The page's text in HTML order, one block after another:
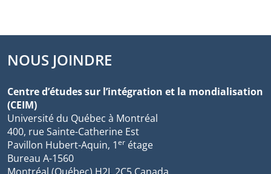
NOUS JOINDRE
Centre d’études sur l’intégration et la mondialisation
(CEIM)
Université du Québec à Montréal
400, rue Sainte-Catherine Est
Pavillon Hubert-Aquin, 1er étage
Bureau A-1560